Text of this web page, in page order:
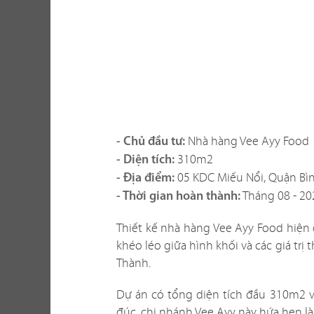
hàng vừa
tố khi thi
với không
sao? Liệu
Chúng tôi
dễ giải
- Chủ đầu tư: Nhà hàng Vee Ayy Food
- Diện tích: 310m2
- Địa điểm: 05 KDC Miếu Nổi, Quận
- Thời gian hoàn thành:Tháng 08 -
Thiết kế nhà hàng Vee Ayy Food
khéo léo giữa hình khối và các giá trị
Thành.
Dự án có tổng diện tích đầu 310m2